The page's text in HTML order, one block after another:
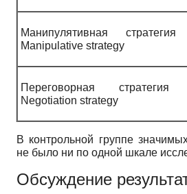
Манипулятивная
Manipulative strategy
Переговорная
Negotiation strategy
В контрольной группе
не было ни по одной шкале
Обсуждение